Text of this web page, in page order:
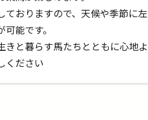
ておりますので、天候や季節に左
能です。​
きと暮らす馬たちとともに心地よ
ください